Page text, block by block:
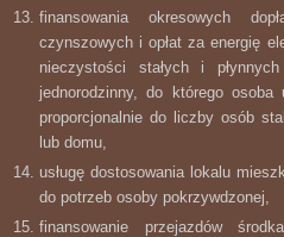
finansowania okresowych
czynszowych i opłat za energię
nieczystości stałych i
jednorodzinny, do którego osoba
proporcjonalnie do liczby osób
lub domu,
usługę dostosowania lokalu
do potrzeb osoby pokrzywdzonej,
finansowanie przejazdów